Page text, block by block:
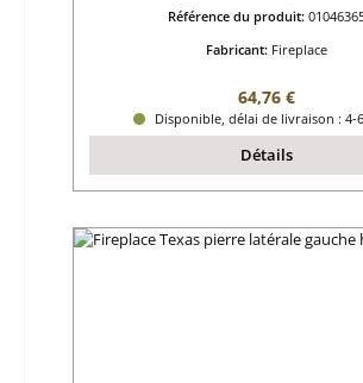
Référence du produit:
Fabricant: Fireplace
Prix régulier :
64,76 €
Disponible, délai de livraison : 4-
Détails